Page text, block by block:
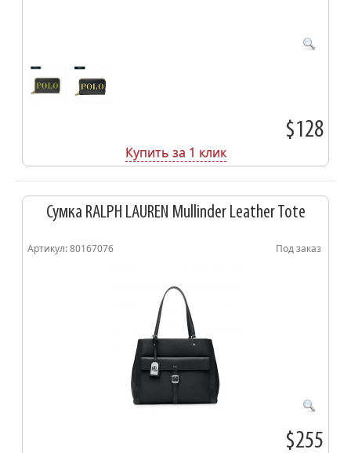
$128
Купить за 1 клик
Сумка RALPH LAUREN Mullinder Leather Tote
Артикул: 80167076 Под заказ
$255